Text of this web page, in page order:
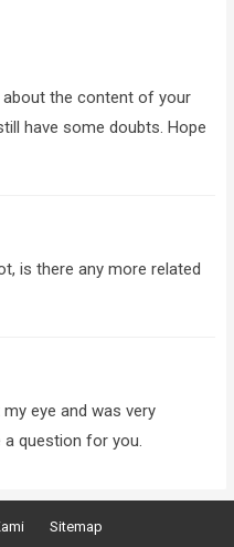
the content of your
have some doubts. Hope
is there any more related
eye and was very
a question for you.
Sitemap